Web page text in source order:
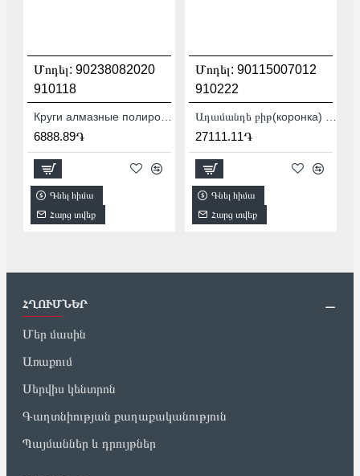
Մոդել: 90238082020
910118
6888.89֏
Գնել հիմա
Հարց տվեք
Մոդել: 90115007012
910222
27111.11֏
Գնել հիմա
Հարց տվեք
ՀՂՈՒՄՆԵՐ
Մեր մասին
Առաքում
Սերվիս կենտրոն
Գաղտնիության քաղաքականություն
Պայմաններ և դրույթներ